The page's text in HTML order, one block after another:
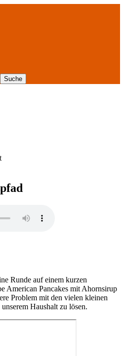
Runde auf einem kurzen
American Pancakes mit Ahornsirup
Problem mit den vielen kleinen
Haushalt zu lösen.